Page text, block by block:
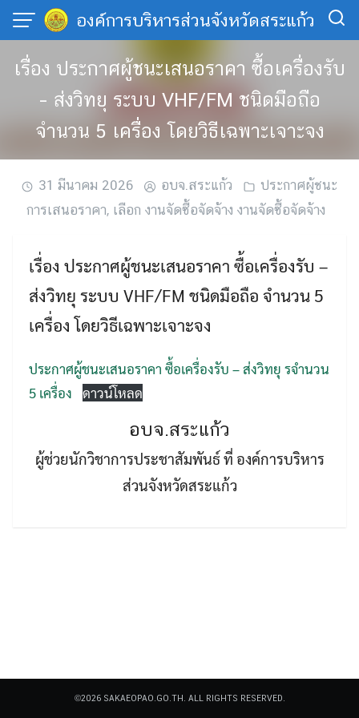
Skip
content
องค์การบริหารส่วนจังหวัดสระแก้ว
Search
เรื่อง ประกาศผู้ชนะเสนอราคา ซื้อเครื่องรับ
– ส่งวิทยุ ระบบ VHF/FM ชนิดมือถือ
จำนวน 5 เครื่อง โดยวิธีเฉพาะเจาะจง
31 มีนาคม 2026 อบจ.สระแก้ว
ประกาศผู้ชนะ
การเสนอราคา, เลือก งานจัดซื้อจัดจ้าง งานจัดซื้อจัดจ้าง
เรื่อง ประกาศผู้ชนะเสนอราคา ซื้อเครื่องรับ –
ส่งวิทยุ ระบบ VHF/FM ชนิดมือถือ จำนวน 5
เครื่อง โดยวิธีเฉพาะเจาะจง
ประกาศผู้ชนะเสนอราคา ซื้อเครื่องรับ – ส่งวิทยุ รจำนวน
5 เครื่อง
ดาวน์โหลด
อบจ.สระแก้ว
ผู้ช่วยนักวิชาการประชาสัมพันธ์ ที่ องค์การบริหาร
ส่วนจังหวัดสระแก้ว
©2026 SAKAEOPAO.GO.TH. ALL RIGHTS RESERVED.